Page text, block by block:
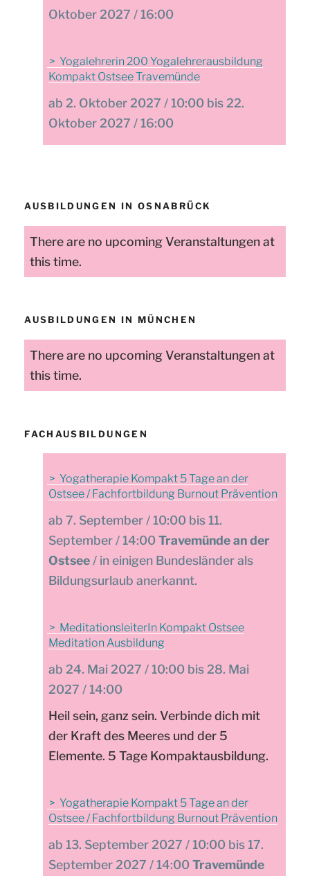
Oktober 2027 / 16:00
Yogalehrerin 200 Yogalehrerausbildung
Kompakt Ostsee Travemünde
2. Oktober 2027 / 10:00 bis 22.
Oktober 2027 / 16:00
AUSBILDUNGEN IN OSNABRÜCK
There are no upcoming Veranstaltungen at
this time.
AUSBILDUNGEN IN MÜNCHEN
There are no upcoming Veranstaltungen at
this time.
FACHAUSBILDUNGEN
Yogatherapie Kompakt 5 Tage an der
Ostsee / Fachfortbildung Burnout Prävention
7. September / 10:00 bis 11.
September / 14:00 Travemünde an der
Ostsee/ in einigen Bundesländer als
Bildungsurlaub anerkannt.
MeditationsleiterIn Kompakt Ostsee
Meditation Ausbildung
24. Mai 2027 / 10:00 bis 28. Mai
2027 / 14:00
Heil sein, ganz sein. Verbinde dich mit
der Kraft des Meeres und der 5
Elemente. 5 Tage Kompaktausbildung.
Yogatherapie Kompakt 5 Tage an der
Ostsee / Fachfortbildung Burnout Prävention
13. September 2027 / 10:00 bis 17.
September 2027 / 14:00 Travemünde